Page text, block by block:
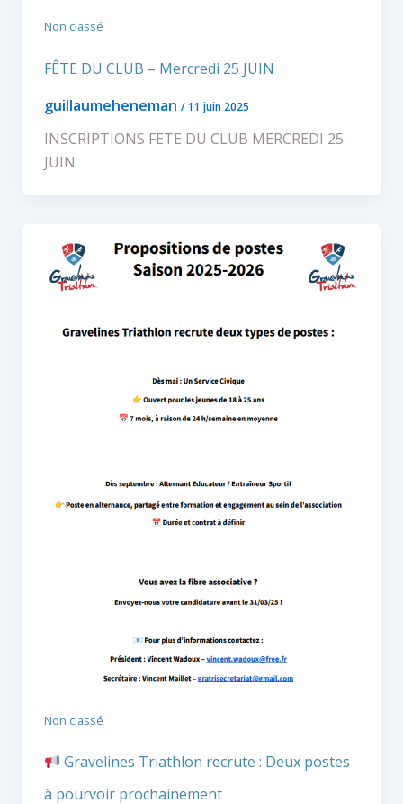
Non classé
FÊTE DU CLUB – Mercredi 25 JUIN
guillaumeheneman /11 juin 2025
INSCRIPTIONS FETE DU CLUB MERCREDI 25
JUIN
Non classé
Gravelines Triathlon recrute : Deux postes
à pourvoir prochainement